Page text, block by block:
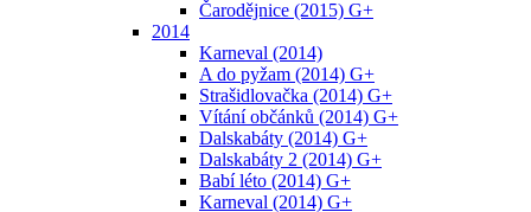
Čarodějnice (2015) G+
2014
Karneval (2014)
A do pyžam (2014) G+
Strašidlovačka (2014) G+
Vítání občánků (2014) G+
Dalskabáty (2014) G+
Dalskabáty 2 (2014) G+
Babí léto (2014) G+
Karneval (2014) G+